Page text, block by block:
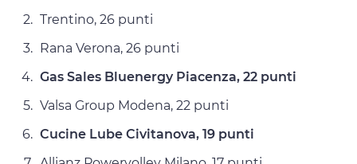
Trentino, 26 punti
Rana Verona, 26 punti
Gas Sales Bluenergy Piacenza, 22 punti
Valsa Group Modena, 22 punti
Cucine Lube Civitanova, 19 punti